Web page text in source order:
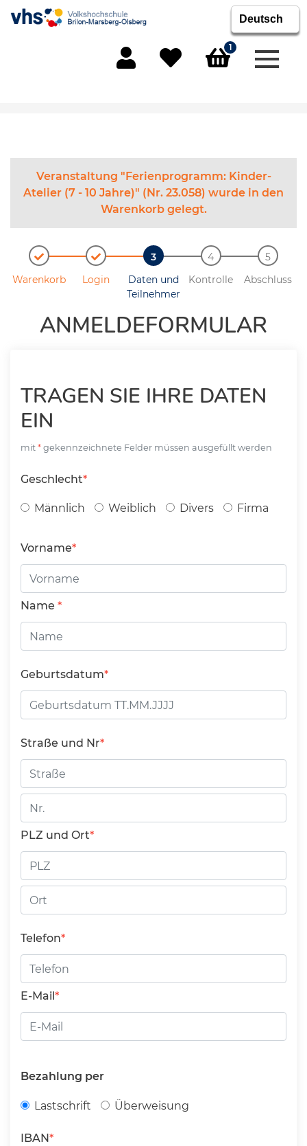
1
Veranstaltung "Ferienprogramm: Kinder-
Atelier (7 - 10 Jahre)" (Nr. 23.058) wurde in den
Warenkorb gelegt.
Warenkorb Login
Daten und
Teilnehmer
Kontrolle Abschluss
ANMELDEFORMULAR
TRAGEN SIE IHRE DATEN
EIN
mit gekennzeichnete Felder müssen ausgefüllt werden
Geschlecht
Männlich Weiblich Divers Firma
Vorname
Name
Geburtsdatum
Straße und Nr
Straße
Hausnummer
PLZ und Ort
PLZ
Ort
Telefon
E-Mail
Bezahlung per
Lastschrift Überweisung
IBAN